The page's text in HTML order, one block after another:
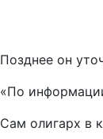
Позднее он
«По
Сам олигарх в